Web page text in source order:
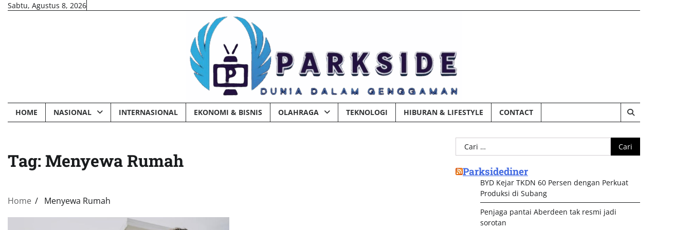
SkipSabtu, Agustus 8, 2026
HOME NASIONAL INTERNASIONAL EKONOMI & BISNIS OLAHRAGA TEKNOLOGI HIBURAN & LIFESTYLE CONTACT
Tag: Menyewa Rumah
Home Menyewa Rumah
Cari
untuk:
Parksidediner
BYD Kejar TKDN 60 Persen dengan Perkuat
Produksi di Subang
Penjaga pantai Aberdeen tak resmi jadi
sorotan